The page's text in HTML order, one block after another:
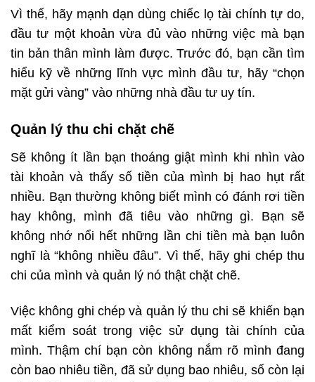
Vì thế, hãy mạnh dạn dùng chiếc lọ tài chính tự do,
đầu tư một khoản vừa đủ vào những việc mà bạn
tin bản thân mình làm được. Trước đó, bạn cần tìm
hiểu kỹ về những lĩnh vực mình đầu tư, hãy “chọn
mặt gửi vàng” vào những nhà đầu tư uy tín.
Quản lý thu chi chặt chẽ
Sẽ không ít lần bạn thoáng giật mình khi nhìn vào
tài khoản và thấy số tiền của mình bị hao hụt rất
nhiều. Bạn thường không biết mình có đánh rơi tiền
hay không, mình đã tiêu vào những gì. Bạn sẽ
không nhớ nổi hết những lần chi tiền mà bạn luôn
nghĩ là “không nhiều đâu”. Vì thế, hãy ghi chép thu
chi của mình và quản lý nó thật chặt chẽ.
Việc không ghi chép và quản lý thu chi sẽ khiến bạn
mất kiểm soát trong việc sử dụng tài chính của
mình. Thậm chí bạn còn không nắm rõ mình đang
còn bao nhiêu tiền, đã sử dụng bao nhiêu, số còn lại